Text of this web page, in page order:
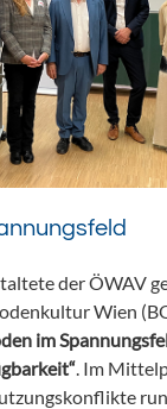
der ÖWAV
Wien
im
. Im